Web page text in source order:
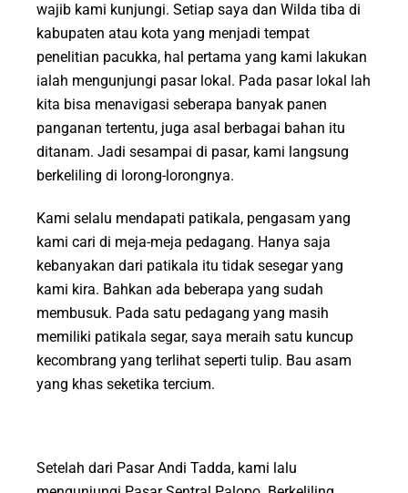
wajib kami kunjungi. Setiap saya dan Wilda tiba di
kabupaten atau kota yang menjadi tempat
penelitian pacukka, hal pertama yang kami lakukan
ialah mengunjungi pasar lokal. Pada pasar lokal lah
kita bisa menavigasi seberapa banyak panen
panganan tertentu, juga asal berbagai bahan itu
ditanam. Jadi sesampai di pasar, kami langsung
berkeliling di lorong-lorongnya.
Kami selalu mendapati patikala, pengasam yang
kami cari di meja-meja pedagang. Hanya saja
kebanyakan dari patikala itu tidak sesegar yang
kami kira. Bahkan ada beberapa yang sudah
membusuk. Pada satu pedagang yang masih
memiliki patikala segar, saya meraih satu kuncup
kecombrang yang terlihat seperti tulip. Bau asam
yang khas seketika tercium.
Setelah dari Pasar Andi Tadda, kami lalu